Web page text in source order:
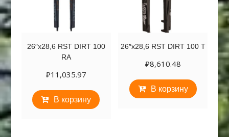
26″х28,6 RST DIRT 100
RA
₽11,035.97
В корзину
26″х28,6 RST DIRT 100 T
₽8,610.48
В корзину